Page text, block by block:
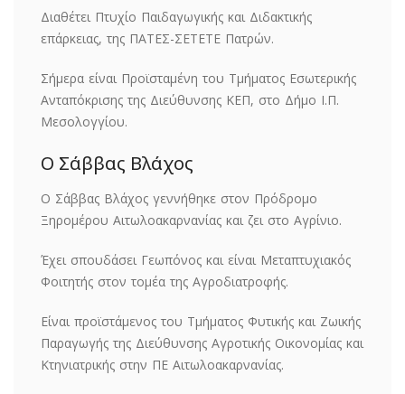
Διαθέτει Πτυχίο Παιδαγωγικής και Διδακτικής
επάρκειας, της ΠΑΤΕΣ-ΣΕΤΕΤΕ Πατρών.
Σήμερα είναι Προϊσταμένη του Τμήματος Εσωτερικής
Ανταπόκρισης της Διεύθυνσης ΚΕΠ, στο Δήμο Ι.Π.
Μεσολογγίου.
Ο Σάββας Βλάχος
Ο Σάββας Βλάχος γεννήθηκε στον Πρόδρομο
Ξηρομέρου Αιτωλοακαρνανίας και ζει στο Αγρίνιο.
Έχει σπουδάσει Γεωπόνος και είναι Μεταπτυχιακός
Φοιτητής στον τομέα της Αγροδιατροφής.
Είναι προϊστάμενος του Τμήματος Φυτικής και Ζωικής
Παραγωγής της Διεύθυνσης Αγροτικής Οικονομίας και
Κτηνιατρικής στην ΠΕ Αιτωλοακαρνανίας.